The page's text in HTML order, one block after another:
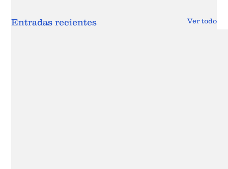
Entradas recientes Ver todo